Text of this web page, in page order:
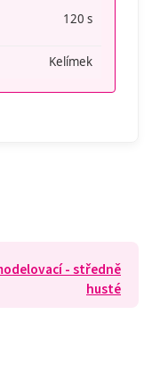
120 s
Kelímek
- středně
husté